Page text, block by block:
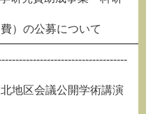
）の公募について
地区会議公開学術講演